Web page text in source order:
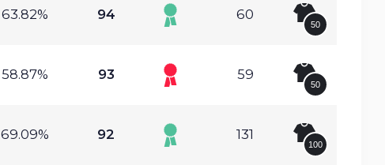
63.82% 94 60
50
58.87% 93 59
50
69.09% 92 131
100